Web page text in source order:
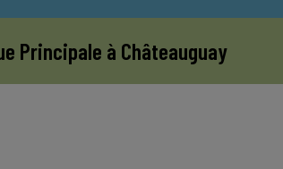
Principale à Châteauguay